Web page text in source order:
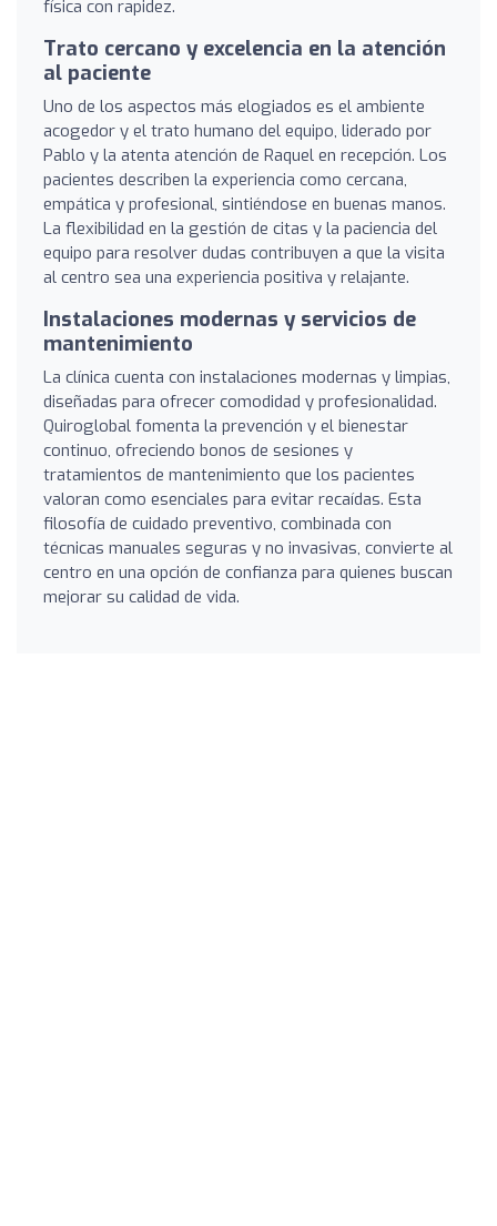
física con rapidez.
Trato cercano y excelencia en la atención
al paciente
Uno de los aspectos más elogiados es el ambiente
acogedor y el trato humano del equipo, liderado por
Pablo y la atenta atención de Raquel en recepción. Los
pacientes describen la experiencia como cercana,
empática y profesional, sintiéndose en buenas manos.
La flexibilidad en la gestión de citas y la paciencia del
equipo para resolver dudas contribuyen a que la visita
al centro sea una experiencia positiva y relajante.
Instalaciones modernas y servicios de
mantenimiento
La clínica cuenta con instalaciones modernas y limpias,
diseñadas para ofrecer comodidad y profesionalidad.
Quiroglobal fomenta la prevención y el bienestar
continuo, ofreciendo bonos de sesiones y
tratamientos de mantenimiento que los pacientes
valoran como esenciales para evitar recaídas. Esta
filosofía de cuidado preventivo, combinada con
técnicas manuales seguras y no invasivas, convierte al
centro en una opción de confianza para quienes buscan
mejorar su calidad de vida.